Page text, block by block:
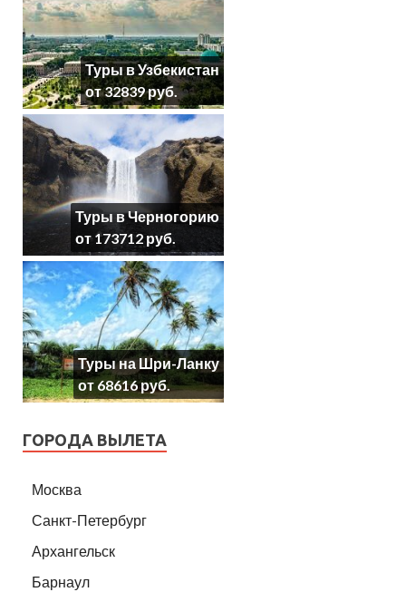
Туры в Узбекистан
от 32839 руб.
Туры в Черногорию
от 173712 руб.
Туры на Шри-Ланку
от 68616 руб.
ГОРОДА ВЫЛЕТА
Москва
Санкт-Петербург
Архангельск
Барнаул